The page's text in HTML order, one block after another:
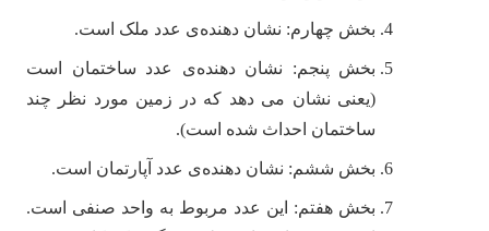
بخش چهارم: نشان دهنده‌‎ی عدد ملک است.
بخش پنجم: نشان دهنده‌‎ی عدد ساختمان است
(یعنی نشان می دهد که در زمین مورد نظر چند
ساختمان احداث شده است).
بخش ششم: نشان دهنده‌‎ی عدد آپارتمان است.
بخش هفتم: این عدد مربوط به واحد صنفی است.